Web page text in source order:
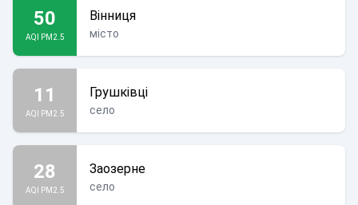
50
AQI PM2.5
Вінниця
місто
11
AQI PM2.5
Грушківці
село
28
AQI PM2.5
Заозерне
село